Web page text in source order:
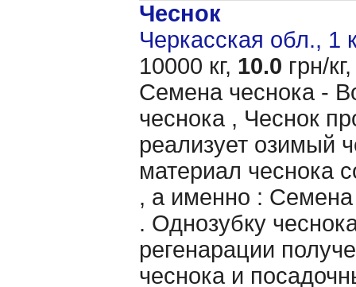
Чеснок
Черкасская обл., 1
10000 кг, 10.0 грн/кг,
Семена чеснока -
чеснока , Чеснок
реализует озимый
материал чеснока
, а именно : Семена
. Однозубку
регенарации
чеснока и